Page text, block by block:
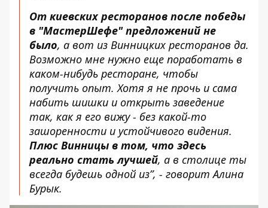
От киевских ресторанов после победы
в "МастерШефе" предложений не
было, а вот из Винницких ресторанов да.
Возможно мне нужно еще поработать в
каком-нибудь ресторане, чтобы
получить опыт. Хотя я не прочь и сама
набить шишки и открыть заведение
так, как я его вижу - без какой-то
зашоренности и устойчивого видения.
Плюс Винницы в том, что здесь
реально стать лучшей, а в столице ты
всегда будешь одной из”, - говорит Алина
Бурык.